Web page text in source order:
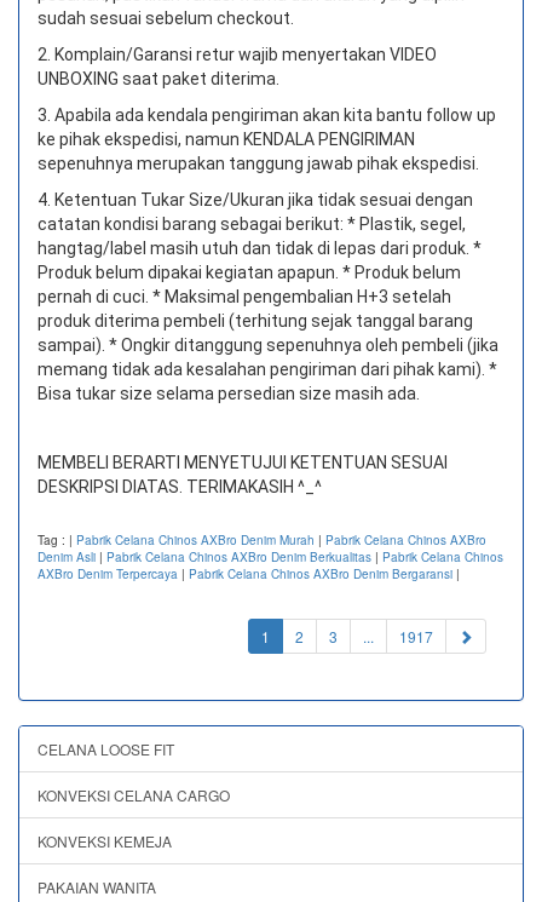
sudah sesuai sebelum checkout.
2. Komplain/Garansi retur wajib menyertakan VIDEO
UNBOXING saat paket diterima.
3. Apabila ada kendala pengiriman akan kita bantu follow up
ke pihak ekspedisi, namun KENDALA PENGIRIMAN
sepenuhnya merupakan tanggung jawab pihak ekspedisi.
4. Ketentuan Tukar Size/Ukuran jika tidak sesuai dengan
catatan kondisi barang sebagai berikut: * Plastik, segel,
hangtag/label masih utuh dan tidak di lepas dari produk. *
Produk belum dipakai kegiatan apapun. * Produk belum
pernah di cuci. * Maksimal pengembalian H+3 setelah
produk diterima pembeli (terhitung sejak tanggal barang
sampai). * Ongkir ditanggung sepenuhnya oleh pembeli (jika
memang tidak ada kesalahan pengiriman dari pihak kami). *
Bisa tukar size selama persedian size masih ada.
MEMBELI BERARTI MENYETUJUI KETENTUAN SESUAI
DESKRIPSI DIATAS. TERIMAKASIH ^_^
Tag : | Pabrik Celana Chinos AXBro Denim Murah | Pabrik Celana Chinos AXBro
Denim Asli | Pabrik Celana Chinos AXBro Denim Berkualitas | Pabrik Celana Chinos
AXBro Denim Terpercaya | Pabrik Celana Chinos AXBro Denim Bergaransi |
1 (current)
2 3 ... 1917
CELANA LOOSE FIT
KONVEKSI CELANA CARGO
KONVEKSI KEMEJA
PAKAIAN WANITA